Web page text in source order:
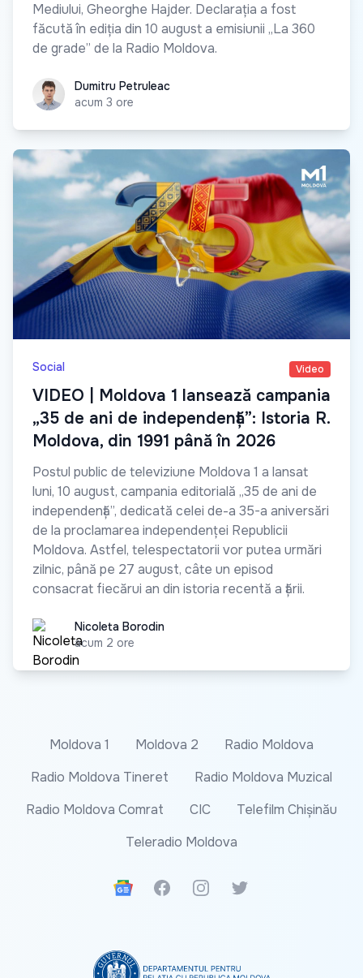
Mediului, Gheorghe Hajder. Declarația a fost
făcută în ediția din 10 august a emisiunii „La 360
de grade” de la Radio Moldova.
Dumitru Petruleac
Dumitru Petruleac
acum 3 ore
Social Video
VIDEO | Moldova 1 lansează campania
„35 de ani de independență”: Istoria R.
Moldova, din 1991 până în 2026
Postul public de televiziune Moldova 1 a lansat
luni, 10 august, campania editorială „35 de ani de
independență”, dedicată celei de-a 35-a aniversări
de la proclamarea independenței Republicii
Moldova. Astfel, telespectatorii vor putea urmări
zilnic, până pe 27 august, câte un episod
consacrat fiecărui an din istoria recentă a țării.
Nicoleta Borodin
Nicoleta Borodin
acum 2 ore
Moldova 1 Moldova 2
Radio Moldova
Radio Moldova Tineret
Radio Moldova Muzical
Radio Moldova Comrat
CIC
Telefilm Chișinău
Teleradio Moldova
Google News
FacebookInstagramTwitter